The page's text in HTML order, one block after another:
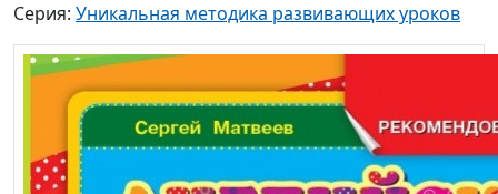
Серия: Уникальная методика развивающих уроков